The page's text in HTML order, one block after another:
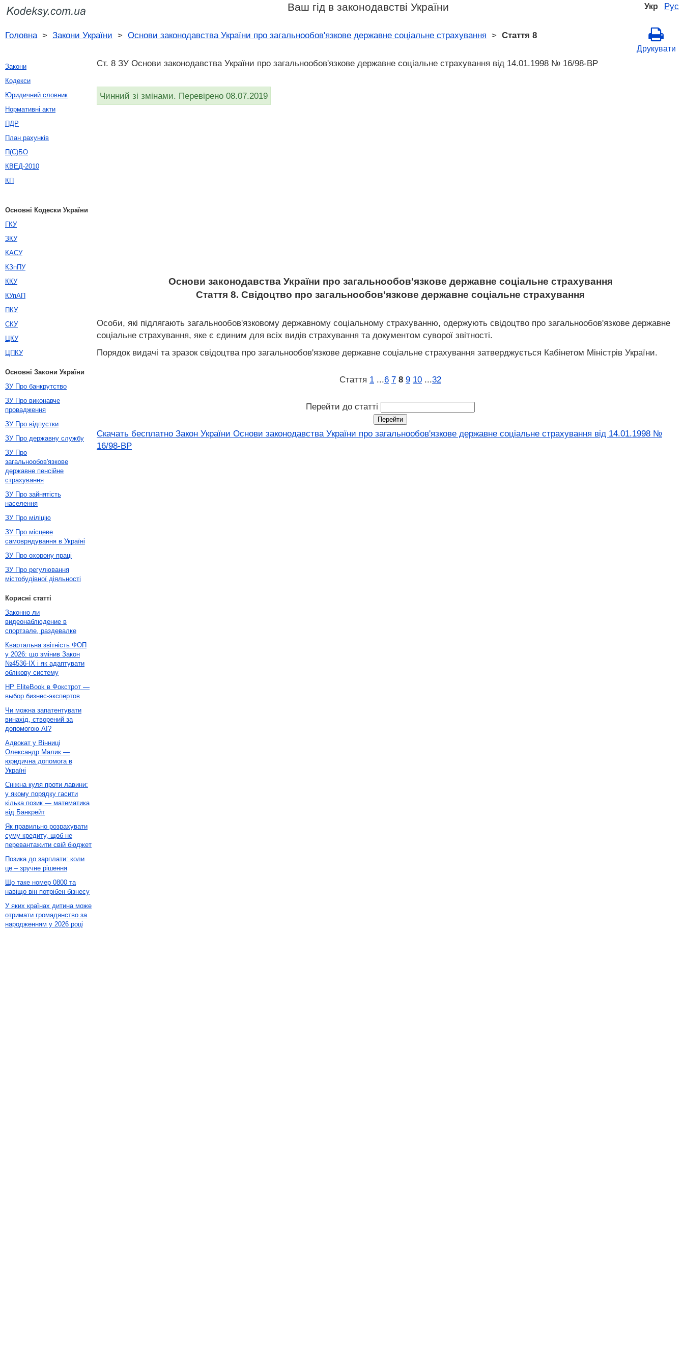
Укр Рус
Ваш гід в законодавстві України
Головна> Закони України > Основи законодавства України про загальнообов'язкове державне соціальне страхування > Стаття 8
Друкувати
Ст. 8 ЗУ Основи законодавства України про загальнообов'язкове державне соціальне страхування від 14.01.1998 № 16/98-ВР
Чинний зі змінами. Перевірено 08.07.2019
Основи законодавства України про загальнообов'язкове державне соціальне страхування
Стаття 8. Свідоцтво про загальнообов'язкове державне соціальне страхування
Особи, які підлягають загальнообов'язковому державному соціальному страхуванню, одержують свідоцтво про загальнообов'язкове державне
соціальне страхування, яке є єдиним для всіх видів страхування та документом суворої звітності.
Порядок видачі та зразок свідоцтва про загальнообов'язкове державне соціальне страхування затверджується Кабінетом Міністрів України.
Стаття 1 ...6 7 8 9 10 ...32
Перейти до статті
Скачать бесплатно Закон України Основи законодавства України про загальнообов'язкове державне соціальне страхування від 14.01.1998 №
16/98-ВР
Закони
Кодекси
Юридичний словник
Нормативні акти
ПДР
План рахунків
П(С)БО
КВЕД-2010
КП
Основні Кодески України
ГКУ
ЗКУ
КАСУ
КЗпПУ
ККУ
КУпАП
ПКУ
СКУ
ЦКУ
ЦПКУ
Основні Закони України
ЗУ Про банкрутство
ЗУ Про виконавче
провадження
ЗУ Про відпустки
ЗУ Про державну службу
ЗУ Про
загальнообов'язкове
державне пенсійне
страхування
ЗУ Про зайнятість
населення
ЗУ Про міліцію
ЗУ Про місцеве
самоврядування в Україні
ЗУ Про охорону праці
ЗУ Про регулювання
містобудівної діяльності
Корисні статті
Законно ли
видеонаблюдение в
спортзале, раздевалке
Квартальна звітність ФОП
у 2026: що змінив Закон
№4536-IX і як адаптувати
облікову систему
HP EliteBook в Фокстрот —
выбор бизнес-экспертов
Чи можна запатентувати
винахід, створений за
допомогою AI?
Адвокат у Вінниці
Олександр Малик —
юридична допомога в
Україні
Сніжна куля проти лавини:
у якому порядку гасити
кілька позик — математика
від Банкрейт
Як правильно розрахувати
суму кредиту, щоб не
перевантажити свій бюджет
Позика до зарплати: коли
це – зручне рішення
Що таке номер 0800 та
навіщо він потрібен бізнесу
У яких країнах дитина може
отримати громадянство за
народженням у 2026 році